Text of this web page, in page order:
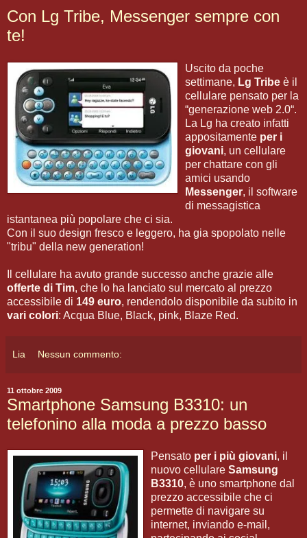
Con Lg Tribe, Messenger sempre con
te!
Uscito da poche
settimane, Lg Tribe è il
cellulare pensato per la
“generazione web 2.0“.
La Lg ha creato infatti
appositamente per i
giovani, un cellulare
per chattare con gli
amici usando
Messenger, il software
di messagistica
istantanea più popolare che ci sia.
Con il suo design fresco e leggero, ha gia spopolato nelle
"tribu" della new generation!
Il cellulare ha avuto grande successo anche grazie alle
offerte di Tim, che lo ha lanciato sul mercato al prezzo
accessibile di 149 euro, rendendolo disponibile da subito in
vari colori: Acqua Blue, Black, pink, Blaze Red.
Lia Nessun commento:
11 ottobre 2009
Smartphone Samsung B3310: un
telefonino alla moda a prezzo basso
Pensato per i più giovani, il
nuovo cellulare Samsung
B3310, è uno smartphone dal
prezzo accessibile che ci
permette di navigare su
internet, inviando e-mail,